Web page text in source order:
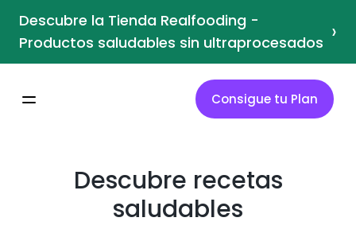
Descubre la Tienda Realfooding -
Productos saludables sin ultraprocesados ›
Consigue tu Plan
Descubre recetas
saludables